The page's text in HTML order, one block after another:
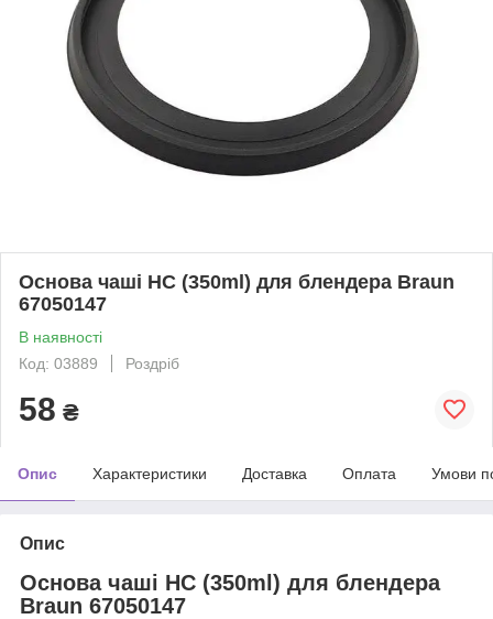
Основа чаші HC (350ml) для блендера Braun
67050147
В наявності
Код: 03889
Роздріб
58 ₴
Опис Характеристики Доставка Оплата Умови
Опис
Основа чаші HC (350ml) для блендера
Braun 67050147